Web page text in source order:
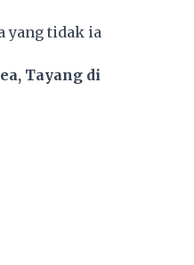
yang tidak ia
Tayang di